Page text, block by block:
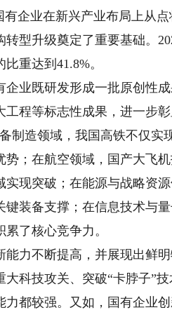
有企业在新兴产业布局上从
转型升级奠定了重要基础。
重达到41.8%。
既研发形成一批原创性成
工程等标志性成果，进一步
制造领域，我国高铁不仅
势；在航空领域，国产大飞
实现突破；在能源与战略资
键装备支撑；在信息技术与
了核心竞争力。
不断提高，并展现出鲜明
大科技攻关、突破“卡脖子”
力都较强。又如，国有企业